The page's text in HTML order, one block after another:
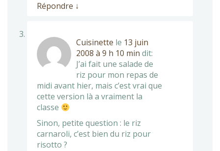
Répondre ↓
Cuisinette le 13 juin
2008 à 9 h 10 min dit:
J’ai fait une salade de
riz pour mon repas de
midi avant hier, mais c’est vrai que
cette version là a vraiment la
classe
Sinon, petite question : le riz
carnaroli, c’est bien du riz pour
risotto ?